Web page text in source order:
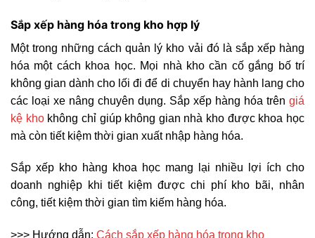
Sắp xếp hàng hóa trong kho hợp lý
Một trong những cách quản lý kho vải đó là sắp xếp hàng
hóa một cách khoa học. Mọi nhà kho cần cố gắng bố trí
không gian dành cho lối đi để di chuyển hay hành lang cho
các loại xe nâng chuyên dụng. Sắp xếp hàng hóa trên giá
kệ khokhông chỉ giúp không gian nhà kho được khoa học
mà còn tiết kiệm thời gian xuất nhập hàng hóa.
Sắp xếp kho hàng khoa học mang lại nhiều lợi ích cho
doanh nghiệp khi tiết kiệm được chi phí kho bãi, nhân
công, tiết kiệm thời gian tìm kiếm hàng hóa.
>>> Hướng dẫn: Cách sắp xếp hàng hóa trong kho